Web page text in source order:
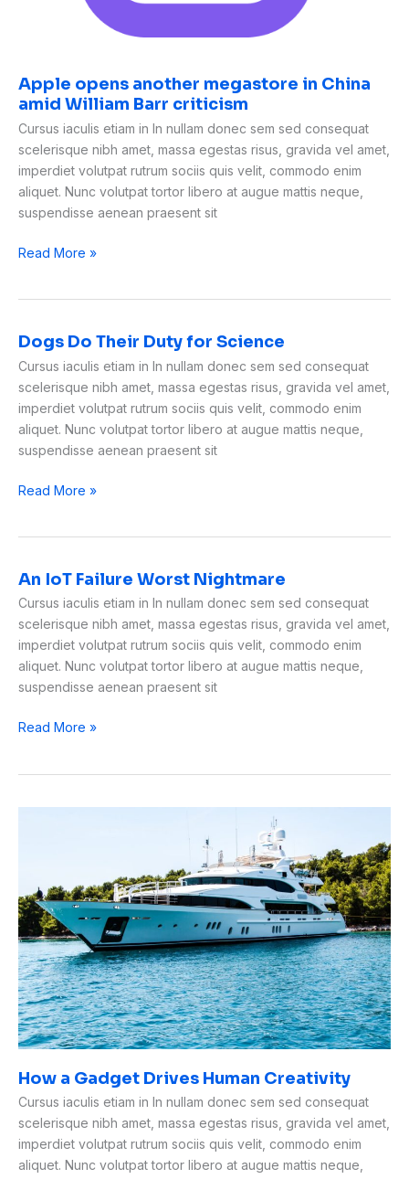
Apple opens another megastore in China
amid William Barr criticism
Cursus iaculis etiam in In nullam donec sem sed consequat
scelerisque nibh amet, massa egestas risus, gravida vel amet,
imperdiet volutpat rutrum sociis quis velit, commodo enim
aliquet. Nunc volutpat tortor libero at augue mattis neque,
suspendisse aenean praesent sit
Read More »
Dogs Do Their Duty for Science
Cursus iaculis etiam in In nullam donec sem sed consequat
scelerisque nibh amet, massa egestas risus, gravida vel amet,
imperdiet volutpat rutrum sociis quis velit, commodo enim
aliquet. Nunc volutpat tortor libero at augue mattis neque,
suspendisse aenean praesent sit
Dogs
Do
Their
Duty
for
Science
Read More »
An IoT Failure Worst Nightmare
Cursus iaculis etiam in In nullam donec sem sed consequat
scelerisque nibh amet, massa egestas risus, gravida vel amet,
imperdiet volutpat rutrum sociis quis velit, commodo enim
aliquet. Nunc volutpat tortor libero at augue mattis neque,
suspendisse aenean praesent sit
An
IoT
Failure
Worst
Nightmare
Read More »
How a Gadget Drives Human Creativity
Cursus iaculis etiam in In nullam donec sem sed consequat
scelerisque nibh amet, massa egestas risus, gravida vel amet,
imperdiet volutpat rutrum sociis quis velit, commodo enim
aliquet. Nunc volutpat tortor libero at augue mattis neque,
Human
Creativity